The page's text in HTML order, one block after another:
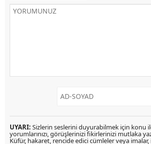
UYARI: Sizlerin seslerini duyurabilmek için konu
yorumlarınızı, görüşlerinizi fikirlerinizi mutlaka
Küfür, hakaret, rencide edici cümleler veya imalar,